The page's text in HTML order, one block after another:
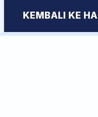
KEMBALI KE